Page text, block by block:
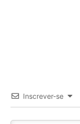
Inscrever-se